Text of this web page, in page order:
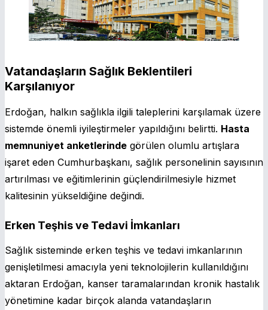
Vatandaşların Sağlık Beklentileri
Karşılanıyor
Erdoğan, halkın sağlıkla ilgili taleplerini karşılamak üzere
sistemde önemli iyileştirmeler yapıldığını belirtti. Hasta
memnuniyet anketlerinde görülen olumlu artışlara
işaret eden Cumhurbaşkanı, sağlık personelinin sayısının
artırılması ve eğitimlerinin güçlendirilmesiyle hizmet
kalitesinin yükseldiğine değindi.
Erken Teşhis ve Tedavi İmkanları
Sağlık sisteminde erken teşhis ve tedavi imkanlarının
genişletilmesi amacıyla yeni teknolojilerin kullanıldığını
aktaran Erdoğan, kanser taramalarından kronik hastalık
yönetimine kadar birçok alanda vatandaşların